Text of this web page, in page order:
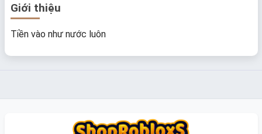
Giới thiệu
Tiền vào như nước luôn